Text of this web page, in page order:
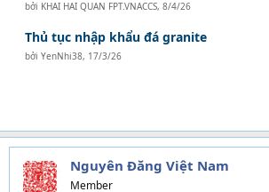
bởi KHAI HAI QUAN FPT.VNACCS,8/4/26
Thủ tục nhập khẩu đá granite
bởiYenNhi38, 17/3/26
Nguyên Đăng Việt Nam
Member